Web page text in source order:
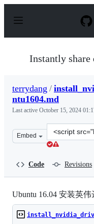
p
Instantly share
terrydang /
ntu1604.md
Last active October 15, 2024
Embed
Clone
this
Code Revisions
Ubuntu 16.04 安装英